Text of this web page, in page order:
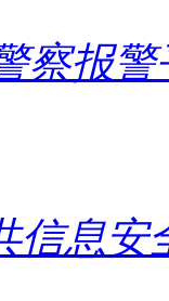
察报警
信息安